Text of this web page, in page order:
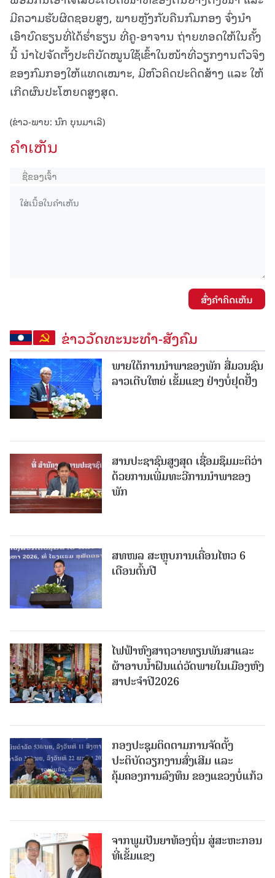
ມີຄວາມຮັບຜິດຊອບສູງ, ພາຍຫຼັງກັບຄືນກົມກອງ ຈົ່ງນໍາ
ເອົາບົດຮຽນທີ່ໄດ້ຮໍ່າຮຽນ ທີ່ຄູ-ອາຈານ ຖ່າຍທອດໃຫ້ໃນຄັ້ງ
ນີ້ ນໍາໄປຈັດຕັ້ງປະຕິບັດໝູນໃຊ້ເຂົ້າໃນໜ້າທີ່ວຽກງານຕົວຈິງ
ຂອງກົມກອງໃຫ້ແທດເໝາະ, ມີຫົວຄິດປະດິດສ້າງ ແລະ ໃຫ້
ເກີດຜົນປະໂຫຍດສູງສຸດ.
(ຂ່າວ-ພາບ: ນົກ ບຸນມາເລີ)
ຄໍາເຫັນ
ສົ່ງຄໍາຄິດເຫັນ
ຂ່າວວັດທະນະທຳ-ສັງຄົມ
ພາຍໃຕ້ການນໍາພາຂອງພັກ ສື່ມວນຊົນ
ລາວເຕີບໃຫຍ່ ເຂັ້ມແຂງ ຢ່າງບໍ່ຢຸດຢັ້ງ
ສານປະຊາຊົນສູງສຸດ ເຊື່ອມຊຶມມະຕິວ່າ
ດ້ວຍການເພີ່ມທະວີການນຳພາຂອງ
ພັກ
ສທໜລ ສະຫຼຸບການເຄື່ອນໄຫວ 6
ເດືອນຕົ້ນປີ
ໄຟຟ້າຫົງສາຖວາຍທຽນພັນສາແລະ
ຜ້າອາບນໍ້າຝົນແດ່ວັດພາຍໃນເມືອງຫົງ
ສາປະຈໍາປີ2026
ກອງປະຊຸມຕິດຕາມການຈັດຕັ້ງ
ປະຕິບັດວຽກງານສົ່ງເສີມ ແລະ
ຄຸ້ມຄອງການລົງທຶນ ຂອງແຂວງບໍ່ແກ້ວ
ຈາກພູມປັນຍາທ້ອງຖິ່ນ ສູ່ສະຫະກອນ
ທີ່ເຂັ້ມແຂງ